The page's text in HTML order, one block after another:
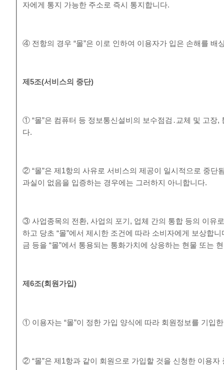
자에게 통지 가능한 주소로 즉시 통지합니다.
④ 전항의 경우 “몰”은 이로 인하여 이용자가 입은 손해를 배
제5조(서비스의 중단)
① “몰”은 컴퓨터 등 정보통신설비의 보수점검․교체 및 고
다.
② “몰”은 제1항의 사유로 서비스의 제공이 일시적으로 중단
과실이 없음을 입증하는 경우에는 그러하지 아니합니다.
③ 사업종목의 전환, 사업의 포기, 업체 간의 통합 등의 이유
하고 당초 “몰”에서 제시한 조건에 따라 소비자에게 보상합
금 등을 “몰”에서 통용되는 통화가치에 상응하는 현물 또는
제6조(회원가입)
① 이용자는 “몰”이 정한 가입 양식에 따라 회원정보를 기입
② “몰”은 제1항과 같이 회원으로 가입할 것을 신청한 이용